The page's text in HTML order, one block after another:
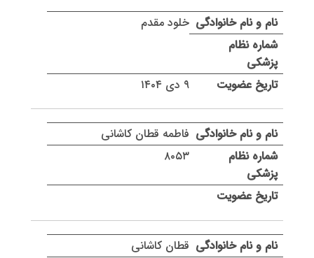
خلود مقدم
۹ دی ۱۴۰۴
فاطمه قطان کاشانی
۸۰۵۳
قطان کاشانی